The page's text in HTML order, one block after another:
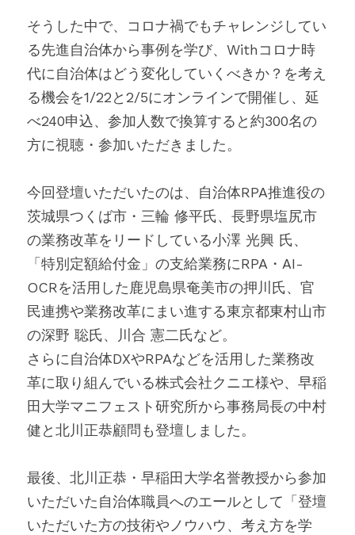
そうした中で、コロナ禍でもチャレンジしてい
る先進自治体から事例を学び、Withコロナ時
代に自治体はどう変化していくべきか？を考え
る機会を1/22と2/5にオンラインで開催し、延
べ240申込、参加人数で換算すると約300名の
方に視聴・参加いただきました。
今回登壇いただいたのは、自治体RPA推進役の
茨城県つくば市・三輪 修平氏、長野県塩尻市
の業務改革をリードしている小澤 光興 氏、
「特別定額給付金」の支給業務にRPA・AI-
OCRを活用した鹿児島県奄美市の押川氏、官
民連携や業務改革にまい進する東京都東村山市
の深野 聡氏、川合 憲二氏など。
さらに自治体DXやRPAなどを活用した業務改
革に取り組んでいる株式会社クニエ様や、早稲
田大学マニフェスト研究所から事務局長の中村
健と北川正恭顧問も登壇しました。
最後、北川正恭・早稲田大学名誉教授から参加
いただいた自治体職員へのエールとして「登壇
いただいた方の技術やノウハウ、考え方を学